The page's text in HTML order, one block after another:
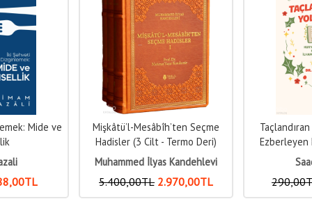
Seçme
Deri)
Kandehlevi
,00TL
Taçlandıran Yolculuk;Kur’an’ı
Ezberleyen Kadınların İlham
Verici Öyküleri
Saadia Mian
290,00TL 159,50TL
Yusuf
320,00